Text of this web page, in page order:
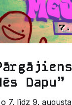
Dapu”
7. līdz 9.